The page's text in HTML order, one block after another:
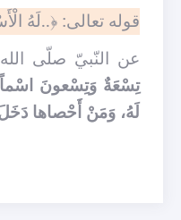
قوله تعالى: ﴿..لَهُ
عن النّبيّ صلّى الله
تِسْعَةٌ وَتِسْعونَ
لَهُ، وَمَنْ أَحْصاها